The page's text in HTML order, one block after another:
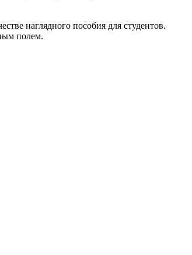
наглядного пособия для студентов.
полем.